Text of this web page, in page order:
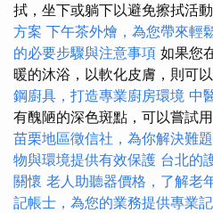
拭，坐下或躺下以避免擦拭活動
方案 下午茶外燴，為您帶來輕
的必要步驟與注意事項 如果您
暖的沐浴，以軟化皮膚，則可
鋼廚具，打造專業廚房環境 中
有醜陋的深色斑點，可以嘗試
苗栗地區徵信社，為你解決難題
物與環境提供有效保護 台北的
關懷 老人助聽器價格，了解老
記帳士，為您的業務提供專業